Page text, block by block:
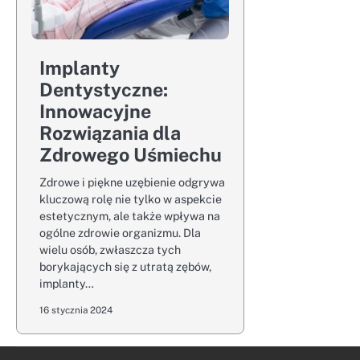
Implanty
Dentystyczne:
Innowacyjne
Rozwiązania dla
Zdrowego Uśmiechu
Zdrowe i piękne uzębienie odgrywa
kluczową rolę nie tylko w aspekcie
estetycznym, ale także wpływa na
ogólne zdrowie organizmu. Dla
wielu osób, zwłaszcza tych
borykających się z utratą zębów,
implanty…
16 stycznia 2024